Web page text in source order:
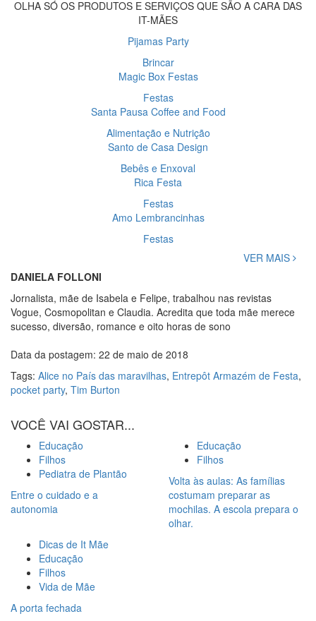
OLHA SÓ OS PRODUTOS E SERVIÇOS QUE SÃO A CARA DAS
IT-MÃES
Pijamas Party
Brincar
Magic Box Festas
Festas
Santa Pausa Coffee and Food
Alimentação e Nutrição
Santo de Casa Design
Bebês e Enxoval
Rica Festa
Festas
Amo Lembrancinhas
Festas
VER MAIS
DANIELA FOLLONI
Jornalista, mãe de Isabela e Felipe, trabalhou nas revistas
Vogue, Cosmopolitan e Claudia. Acredita que toda mãe merece
sucesso, diversão, romance e oito horas de sono
Data da postagem: 22 de maio de 2018
Tags: Alice no País das maravilhas, Entrepôt Armazém de Festa,
pocket party, Tim Burton
VOCÊ VAI GOSTAR...
Educação
Filhos
Pediatra de Plantão
Entre o cuidado e a
autonomia
Educação
Filhos
Volta às aulas: As famílias
costumam preparar as
mochilas. A escola prepara o
olhar.
Dicas de It Mãe
Educação
Filhos
Vida de Mãe
A porta fechada